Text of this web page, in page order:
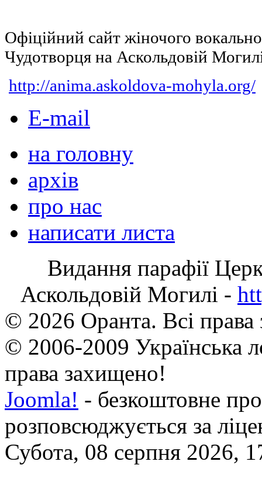
Офіційний сайт жіночого
Чудотворця на Аскольдовій
http://anima.askoldova-mohyla.org/
E-mail
на головну
архів
про нас
написати листа
Видання парафії
Аскольдовій Могилі -
© 2026 Оранта. Всі
© 2006-2009 Українська
права захищено!
Joomla! - безкоштовне
розповсюджується за
Субота, 08 серпня 2026,